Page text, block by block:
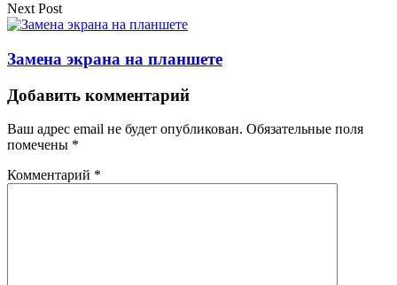
Next Post
Замена экрана на планшете
Добавить комментарий
Ваш адрес email не будет опубликован. Обязательные поля
помечены *
Комментарий *